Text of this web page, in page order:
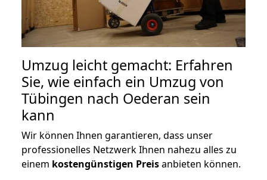
Umzug leicht gemacht: Erfahren
Sie, wie einfach ein Umzug von
Tübingen nach Oederan sein
kann
Wir können Ihnen garantieren, dass unser
professionelles Netzwerk Ihnen nahezu alles zu
einem kostengünstigen Preisanbieten können.